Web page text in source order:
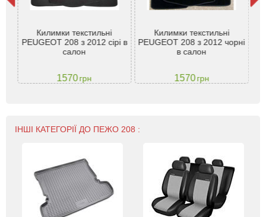
Килимки текстильні
PEUGEOT 208 з 2012 сірі в
салон
1570грн
Килимки текстильні
PEUGEOT 208 з 2012 чорні
в салон
1570грн
ІНШІ КАТЕГОРІЇ ДО ПЕЖО 208 :